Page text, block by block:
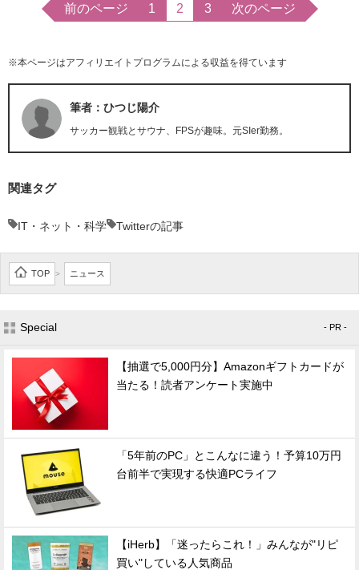
前のページ 1 2 3 次のページ
※本ページはアフィリエイトプログラムによる収益を得ています
筆者：ひつじ陽介
サッカー観戦とサウナ、FPSが趣味。元SIer勤務。
関連タグ
IT・ネット・科学 Twitterの記事
TOP > ニュース
Special - PR -
【抽選で5,000円分】Amazonギフトカードが
当たる！読者アンケート実施中
「5年前のPC」とこんなに違う！予算10万円
台前半で実現する快適PCライフ
【iHerb】「迷ったらこれ！」みんなが"リピ
買い"している人気商品